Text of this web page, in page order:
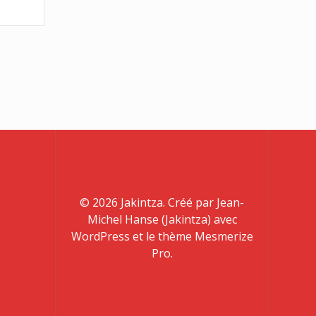
© 2026 Jakintza. Créé par Jean-
Michel Hanse (Jakintza) avec
WordPress et le thème Mesmerize
Pro.